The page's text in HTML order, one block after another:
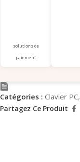
solutions de
paiement
Catégories : Clavier PC,
Partagez Ce Produit